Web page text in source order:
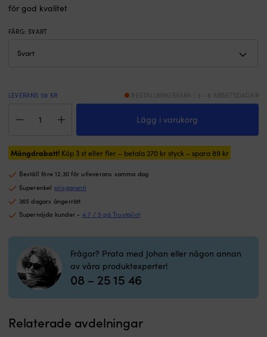
för god kvalitet
FÄRG: SVART
LEVERANS 59 KR BESTÄLLNINGSVARA | 3 - 6 ARBETSDAGAR
PSP
Tape,
25
x
3
meter,
svart
Lägg i varukorg
Mängdrabatt! Köp 3 st eller fler – betala 270 krstyck – spara89 kr
Beställ före 12.30 för utleverans samma dag
Superenkel prisgaranti
365 dagars ångerrätt
Supernöjda kunder - 4.7 / 5 på Trustpilot
Frågor? Prata med Johan eller någon annan
av våra produktexperter!
08 – 25 15 46
Relaterade avdelningar